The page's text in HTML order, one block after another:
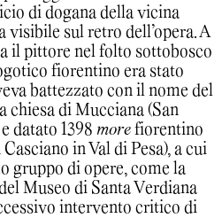
di dogana della vicina
visibile sul retro dell’opera. A
il pittore nel folto sottobosco
fiorentino era stato
battezzato con il nome del
di Mucciana (San
datato 1398 more fiorentino
in Val di Pesa), a cui
gruppo di opere, come la
Museo di Santa Verdiana
intervento critico di